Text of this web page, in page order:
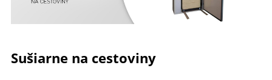
Sušiarne na cestoviny